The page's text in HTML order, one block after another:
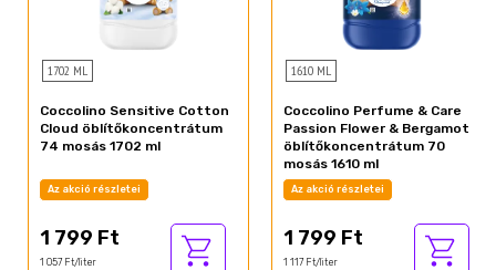
1702 ML
Coccolino Sensitive Cotton
Cloud öblítőkoncentrátum
74 mosás 1702 ml
Az akció részletei
1 799 Ft
1 057 Ft/liter
1610 ML
Coccolino Perfume & Care
Passion Flower & Bergamot
öblítőkoncentrátum 70
mosás 1610 ml
Az akció részletei
1 799 Ft
1 117 Ft/liter